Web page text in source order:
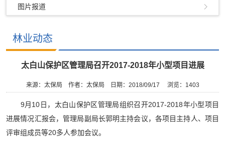
图片报道
林业动态
太白山保护区管理局召开2017-2018年小型项目进展
来源：太保局 作者：太保局 日期：2018/09/17 浏览： 1403
9月10日，太白山保护区管理局组织召开2017-2018年小型项目
进展情况汇报会，管理局副局长郭明主持会议，各项目主持人、项目
评审组成员等20多人参加会议。